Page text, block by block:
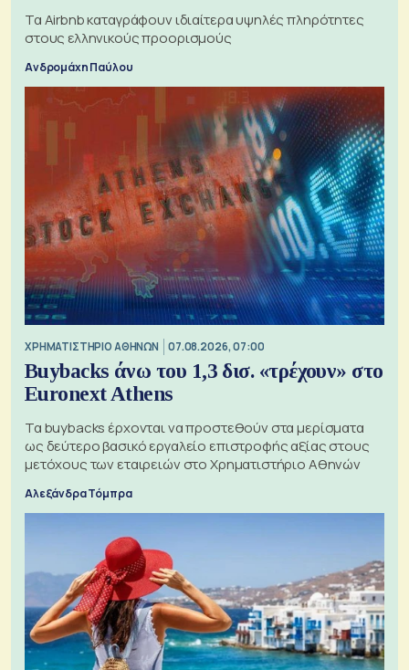
Τα Airbnb καταγράφουν ιδιαίτερα υψηλές πληρότητες
στους ελληνικούς προορισμούς
Ανδρομάχη Παύλου
XΡΗΜΑΤΙΣΤΗΡΙΟ ΑΘΗΝΩΝ 07.08.2026, 07:00
Buybacks άνω του 1,3 δισ. «τρέχουν» στο
Euronext Athens
Τα buybacks έρχονται να προστεθούν στα μερίσματα
ως δεύτερο βασικό εργαλείο επιστροφής αξίας στους
μετόχους των εταιρειών στο Χρηματιστήριο Αθηνών
Αλεξάνδρα Τόμπρα